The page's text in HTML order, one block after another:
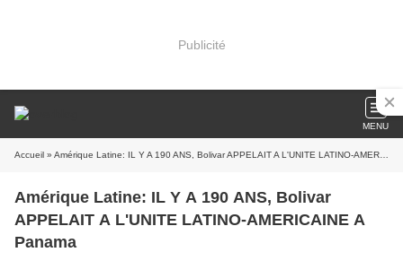
Publicité
MENU
Accueil » Amérique Latine: IL Y A 190 ANS, Bolivar APPELAIT A L'UNITE LATINO-AMERICAINE A Panama
Amérique Latine: IL Y A 190 ANS, Bolivar
APPELAIT A L'UNITE LATINO-AMERICAINE A
Panama